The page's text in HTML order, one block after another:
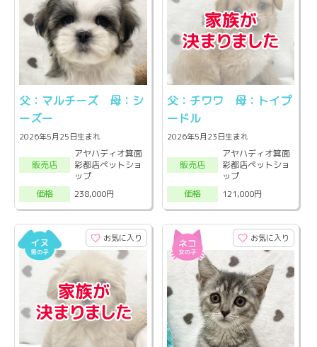
父：マルチーズ 母：シ
ーズー
2026年5月25日生まれ
販売店
アヤハディオ箕面
彩都店ペットショ
ップ
価格
238,000円
父：チワワ 母：トイプ
ードル
2026年5月23日生まれ
販売店
アヤハディオ箕面
彩都店ペットショ
ップ
価格
121,000円
お気に入り お気に入り